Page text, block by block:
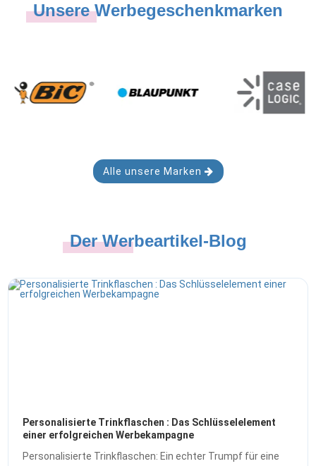
Unsere Werbegeschenkmarken
Alle unsere Marken
Der Werbeartikel-Blog
Personalisierte Trinkflaschen : Das Schlüsselelement
einer erfolgreichen Werbekampagne
Personalisierte Trinkflaschen: Ein echter Trumpf für eine